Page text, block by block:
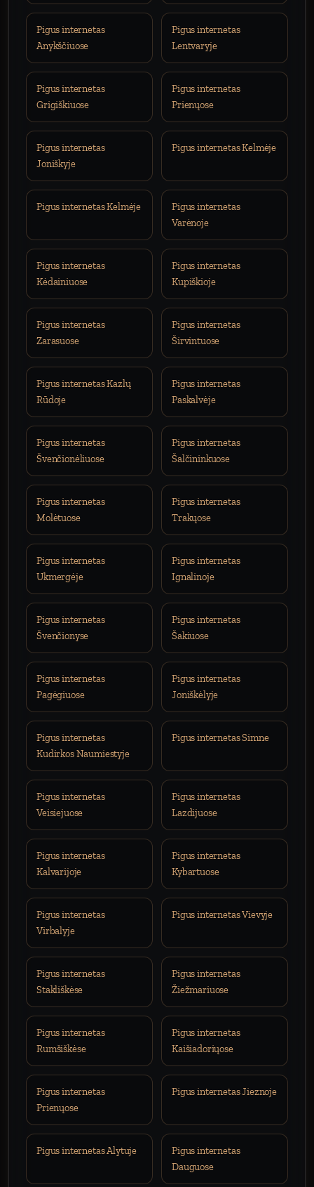
Pigus internetas
Anykščiuose
Pigus internetas
Lentvaryje
Pigus internetas
Grigiškiuose
Pigus internetas
Prienųose
Pigus internetas
Joniškyje
Pigus internetas Kelmėje
Pigus internetas Kelmėje
Pigus internetas
Varėnoje
Pigus internetas
Kėdainiuose
Pigus internetas
Kupiškioje
Pigus internetas
Zarasuose
Pigus internetas
Širvintuose
Pigus internetas Kazlų
Rūdoje
Pigus internetas
Paskalvėje
Pigus internetas
Švenčionėliuose
Pigus internetas
Šalčininkuose
Pigus internetas
Molėtuose
Pigus internetas
Trakųose
Pigus internetas
Ukmergėje
Pigus internetas
Ignalinoje
Pigus internetas
Švenčionyse
Pigus internetas
Šakiuose
Pigus internetas
Pagėgiuose
Pigus internetas
Joniškėlyje
Pigus internetas
Kudirkos Naumiestyje
Pigus internetas Simne
Pigus internetas
Veisiejuose
Pigus internetas
Lazdijuose
Pigus internetas
Kalvarijoje
Pigus internetas
Kybartuose
Pigus internetas
Virbalyje
Pigus internetas Vievyje
Pigus internetas
Stakliškėse
Pigus internetas
Žiežmariuose
Pigus internetas
Rumšiškėse
Pigus internetas
Kaišiadoriųose
Pigus internetas
Prienųose
Pigus internetas Jieznoje
Pigus internetas Alytuje
Pigus internetas
Dauguose